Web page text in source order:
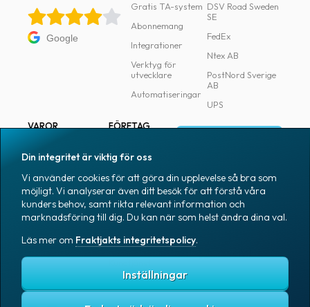
Google
Gratis TA-system
Abonnemang
Integrationer
Verktyg för
utvecklare
Automatiseringar
DSV Road Sweden
SE
FedEx
Ntex AB
PostNord Sverige
AB
UPS
VAROR
Märkning
Emballage
Emballagetillbehör
Kontorsvaror
FÖRETAG
Pressrum
Medarbetare
Jobb & karriär
Nyhetsarkiv
Blogg
Skapa konto
Din integritet är viktig för oss
Vi använder cookies för att göra din upplevelse så bra som
möjligt. Vi analyserar även ditt besök för att förstå våra
kunders behov, samt rikta relevant information och
marknadsföring till dig. Du kan när som helst ändra dina val.
Läs mer om Fraktjakts integritetspolicy.
Inställningar